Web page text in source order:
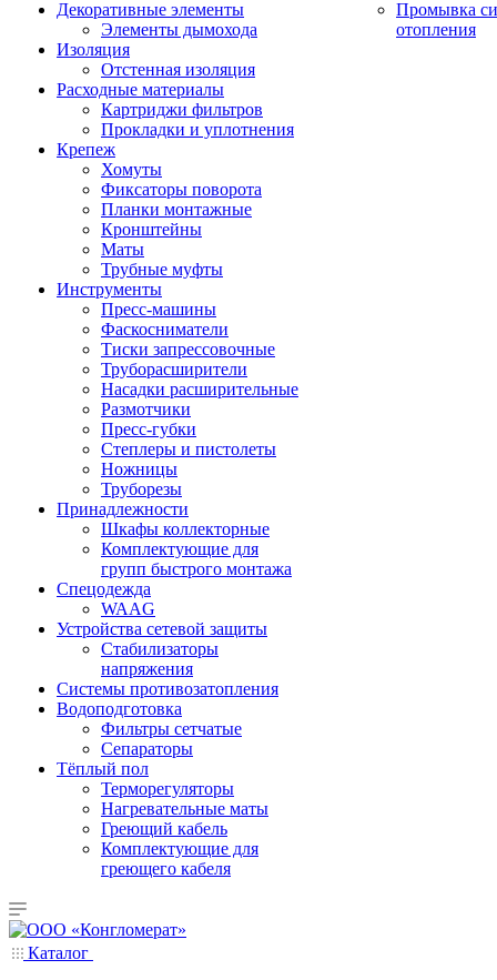
Декоративные элементы
Элементы дымохода
Изоляция
Отстенная изоляция
Расходные материалы
Картриджи фильтров
Прокладки и уплотнения
Крепеж
Хомуты
Фиксаторы поворота
Планки монтажные
Кронштейны
Маты
Трубные муфты
Инструменты
Пресс-машины
Фаскосниматели
Тиски запрессовочные
Труборасширители
Насадки расширительные
Размотчики
Пресс-губки
Степлеры и пистолеты
Ножницы
Труборезы
Принадлежности
Шкафы коллекторные
Комплектующие для
групп быстрого монтажа
Спецодежда
WAAG
Устройства сетевой защиты
Стабилизаторы
напряжения
Системы противозатопления
Водоподготовка
Фильтры сетчатые
Сепараторы
Тёплый пол
Терморегуляторы
Нагревательные маты
Греющий кабель
Комплектующие для
греющего кабеля
Промывка
отопления
Каталог